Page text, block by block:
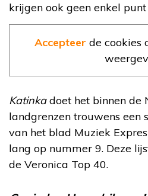
krijgen ook geen enkel punt
Accepteer de cookies
Katinkadoet het binnen de
landgrenzen trouwens een
van het blad Muziek
lang op nummer 9. Deze
de Veronica Top 40.